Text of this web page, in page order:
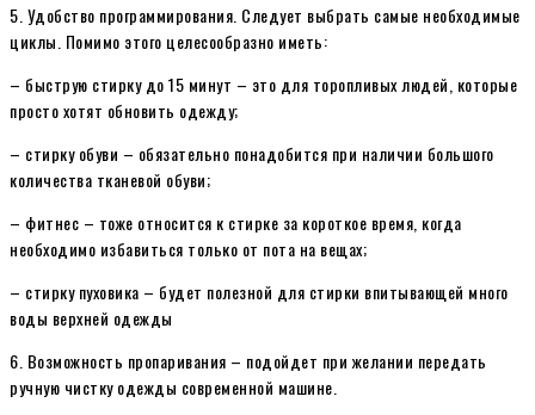
5. Удобство программирования. Следует выбрать самые необходимые
циклы. Помимо этого целесообразно иметь:
– быструю стирку до 15 минут – это для торопливых людей, которые
просто хотят обновить одежду;
– стирку обуви – обязательно понадобится при наличии большого
количества тканевой обуви;
– фитнес – тоже относится к стирке за короткое время, когда
необходимо избавиться только от пота на вещах;
– стирку пуховика – будет полезной для стирки впитывающей много
воды верхней одежды
6. Возможность пропаривания – подойдет при желании передать
ручную чистку одежды современной машине.